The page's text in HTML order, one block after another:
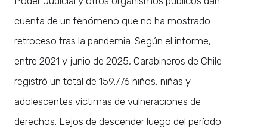
cuenta de un fenómeno que no ha mostrado
retroceso tras la pandemia. Según el informe,
entre 2021 y junio de 2025, Carabineros de Chile
registró un total de 159.776 niños, niñas y
adolescentes víctimas de vulneraciones de
derechos. Lejos de descender luego del período